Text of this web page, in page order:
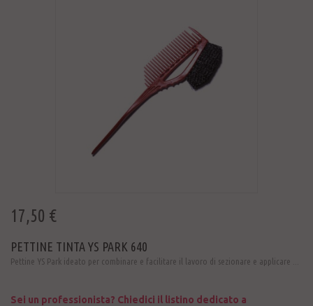
17,50 €
PETTINE TINTA YS PARK 640
Pettine YS Park ideato per combinare e facilitare il lavoro di sezionare e applicare ...
Sei un professionista? Chiedici il listino dedicato a